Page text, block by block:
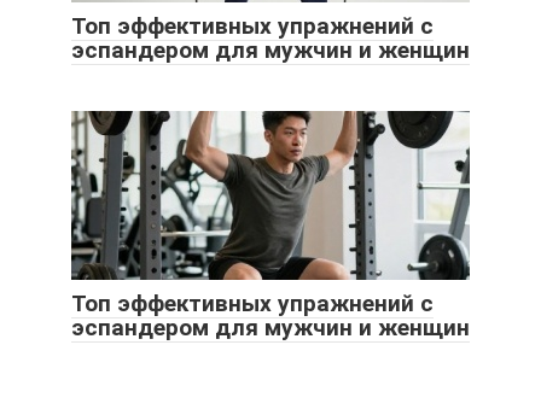
Топ эффективных упражнений с
эспандером для мужчин и женщин
Топ эффективных упражнений с
эспандером для мужчин и женщин